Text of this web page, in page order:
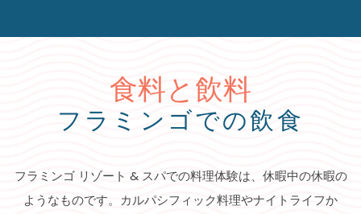
食料と飲料
フラミンゴでの飲食
フラミンゴ リゾート & スパでの料理体験は、休暇中の休暇の
ようなものです。カルパシフィック料理やナイトライフか